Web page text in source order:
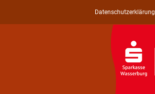
Datenschutzerklärung